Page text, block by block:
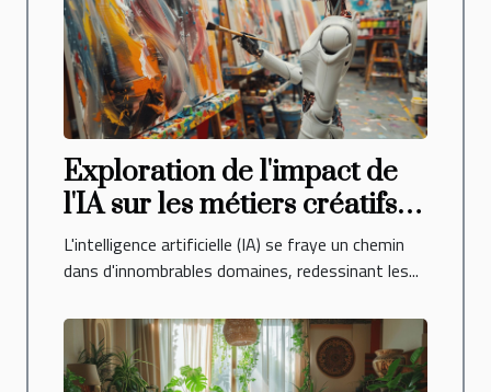
Exploration de l'impact de
l'IA sur les métiers créatifs
visuels
L'intelligence artificielle (IA) se fraye un chemin
dans d'innombrables domaines, redessinant les...